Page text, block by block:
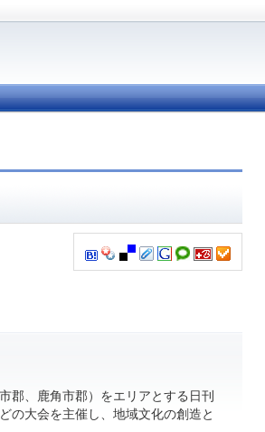
、鹿角市郡）をエリアとする日刊
の大会を主催し、地域文化の創造と